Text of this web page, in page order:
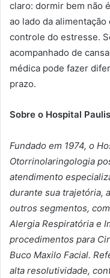
claro: dormir bem não
ao lado da
controle do estresse.
acompanhado de
médica pode fazer
prazo.
Sobre o Hospital
Fundado em 1974, o
Otorrinolaringologia
atendimento
durante sua trajetória,
outros segmentos,
Alergia Respiratória e
procedimentos para
Buco Maxilo Facial.
alta resolutividade,